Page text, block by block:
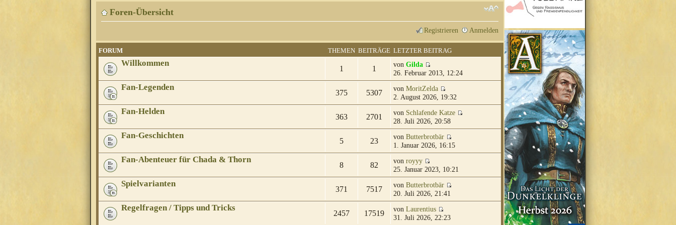
Foren-Übersicht
Registrieren Anmelden
FORUM THEMEN BEITRÄGE LETZTER BEITRAG
Willkommen
1 1 von Gilda
26. Februar 2013, 12:24
Fan-Legenden
375 5307 von MoritZelda
2. August 2026, 19:32
Fan-Helden
363 2701 von Schlafende Katze
28. Juli 2026, 20:58
Fan-Geschichten
5 23 von Butterbrotbär
1. Januar 2026, 16:15
Fan-Abenteuer für Chada & Thorn
8 82 von royyy
25. Januar 2023, 10:21
Spielvarianten
371 7517 von Butterbrotbär
20. Juli 2026, 21:41
Regelfragen / Tipps und Tricks
2457 17519 von Laurentius
31. Juli 2026, 22:23